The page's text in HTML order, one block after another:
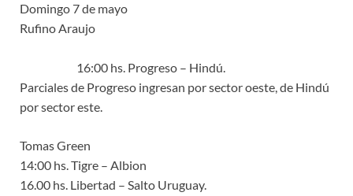
Domingo 7 de mayo
Rufino Araujo
16:00 hs. Progreso – Hindú.
Parciales de Progreso ingresan por sector oeste, de Hindú
por sector este.
Tomas Green
14:00 hs. Tigre – Albion
16.00 hs. Libertad – Salto Uruguay.